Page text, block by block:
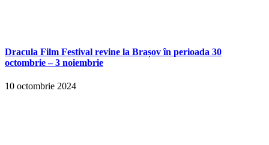
Dracula Film Festival revine la Brașov în perioada 30
octombrie – 3 noiembrie
10 octombrie 2024